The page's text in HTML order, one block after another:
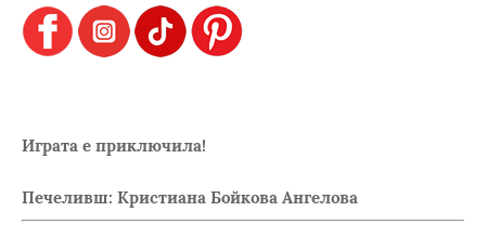
Играта е приключила!
Печеливш: Кристиана Бойкова Ангелова